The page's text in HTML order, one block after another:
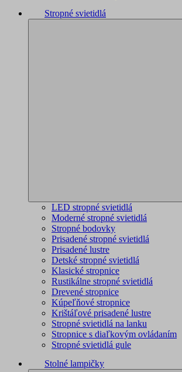
Stropné svietidlá
LED stropné svietidlá
Moderné stropné svietidlá
Stropné bodovky
Prisadené stropné svietidlá
Prisadené lustre
Detské stropné svietidlá
Klasické stropnice
Rustikálne stropné svietidlá
Drevené stropnice
Kúpeľňové stropnice
Krištáľové prisadené lustre
Stropné svietidlá na lanku
Stropnice s diaľkovým ovládaním
Stropné svietidlá gule
Stolné lampičky